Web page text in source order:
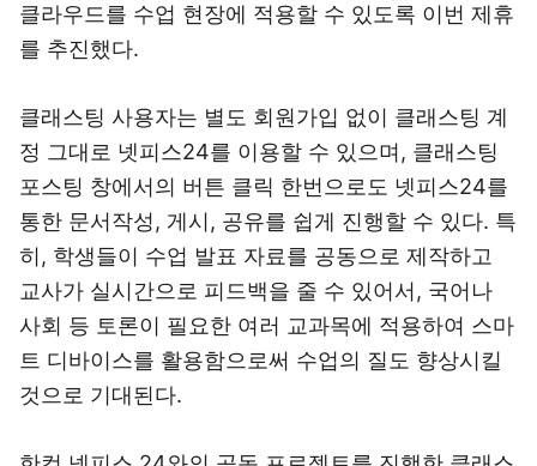
클라우드를 수업 현장에 적용할 수 있도록 이번 제휴
를 추진했다.
클래스팅 사용자는 별도 회원가입 없이 클래스팅 계
정 그대로 넷피스24를 이용할 수 있으며, 클래스팅
포스팅 창에서의 버튼 클릭 한번으로도 넷피스24를
통한 문서작성, 게시, 공유를 쉽게 진행할 수 있다. 특
히, 학생들이 수업 발표 자료를 공동으로 제작하고
교사가 실시간으로 피드백을 줄 수 있어서, 국어나
사회 등 토론이 필요한 여러 교과목에 적용하여 스마
트 디바이스를 활용함으로써 수업의 질도 향상시킬
것으로 기대된다.